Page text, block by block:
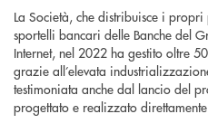
La Società, che distribuisce i
sportelli bancari delle Banche del
Internet, nel 2022 ha gestito oltre
grazie all’elevata
testimoniata anche dal lancio del
progettato e realizzato